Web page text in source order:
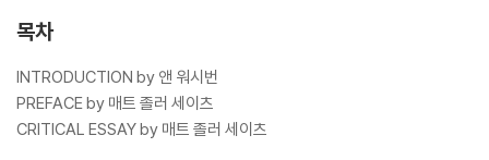
목차
INTRODUCTION by 앤 워시번
PREFACE by 매트 졸러 세이츠
CRITICAL ESSAY by 매트 졸러 세이츠